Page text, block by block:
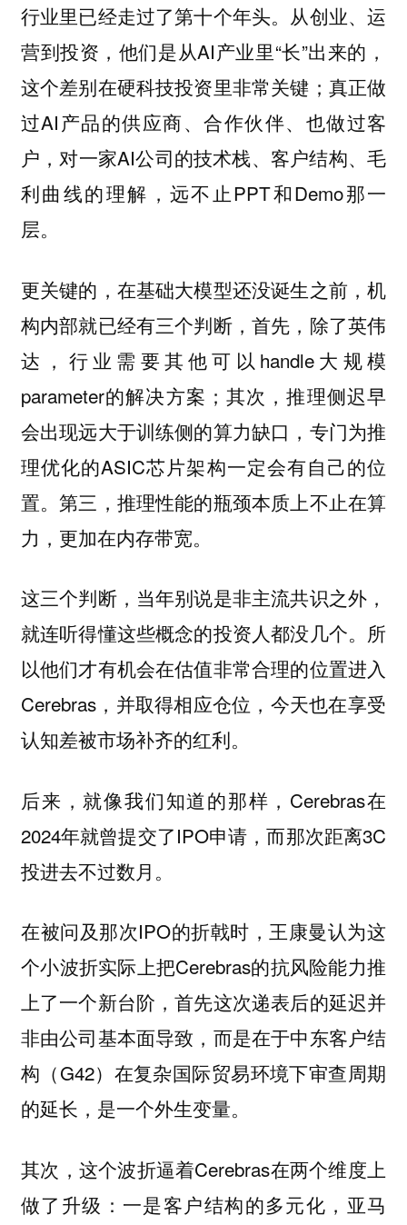
行业里已经走过了第十个年头。从创业、运
营到投资，他们是从AI产业里“长”出来的，
这个差别在硬科技投资里非常关键；真正做
过AI产品的供应商、合作伙伴、也做过客
户，对一家AI公司的技术栈、客户结构、毛
利曲线的理解，远不止PPT和Demo那一
层。
更关键的，在基础大模型还没诞生之前，机
构内部就已经有三个判断，首先，除了英伟
达，行业需要其他可以handle大规模
parameter的解决方案；其次，推理侧迟早
会出现远大于训练侧的算力缺口，专门为推
理优化的ASIC芯片架构一定会有自己的位
置。第三，推理性能的瓶颈本质上不止在算
力，更加在内存带宽。
这三个判断，当年别说是非主流共识之外，
就连听得懂这些概念的投资人都没几个。所
以他们才有机会在估值非常合理的位置进入
Cerebras，并取得相应仓位，今天也在享受
认知差被市场补齐的红利。
后来，就像我们知道的那样，Cerebras在
2024年就曾提交了IPO申请，而那次距离3C
投进去不过数月。
在被问及那次IPO的折戟时，王康曼认为这
个小波折实际上把Cerebras的抗风险能力推
上了一个新台阶，首先这次递表后的延迟并
非由公司基本面导致，而是在于中东客户结
构（G42）在复杂国际贸易环境下审查周期
的延长，是一个外生变量。
其次，这个波折逼着Cerebras在两个维度上
做了升级：一是客户结构的多元化，亚马